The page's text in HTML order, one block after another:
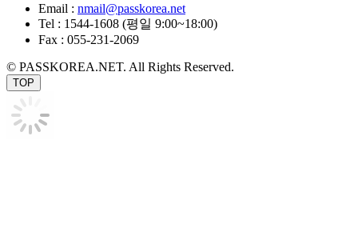
Email : nmail@passkorea.net
Tel : 1544-1608 (평일 9:00~18:00)
Fax : 055-231-2069
© PASSKOREA.NET. All Rights Reserved.
TOP